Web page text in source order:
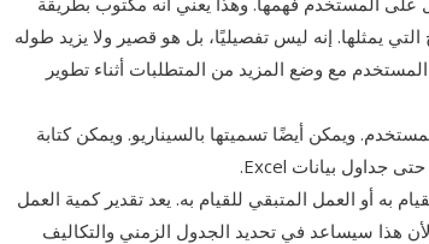
يمثلها. إنه ليس تفصيليًا، بل هو قصير ولا يزيد طوله
مع وضع المزيد من المتطلبات أثناء تطوير
ويمكن أيضًا تسميتها بالسيناريو. ويمكن كتابة
به أو العمل المتبقي للقيام به. يعد تقدير كمية العمل
هذا سيساعد في تحديد الجدول الزمني والتكاليف